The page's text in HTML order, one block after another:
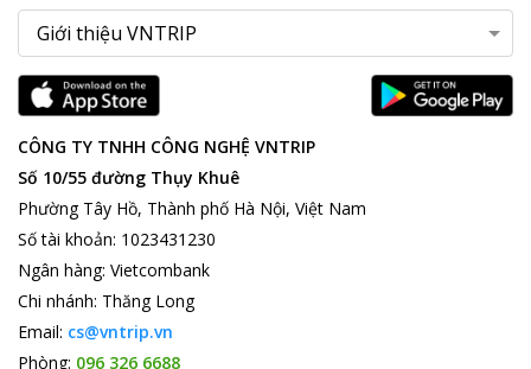
CÔNG TY TNHH CÔNG NGHỆ VNTRIP
Số 10/55 đường Thụy Khuê
Phường Tây Hồ, Thành phố Hà Nội, Việt Nam
Số tài khoản: 1023431230
Ngân hàng: Vietcombank
Chi nhánh: Thăng Long
Email: cs@vntrip.vn
Phòng: 096 326 6688